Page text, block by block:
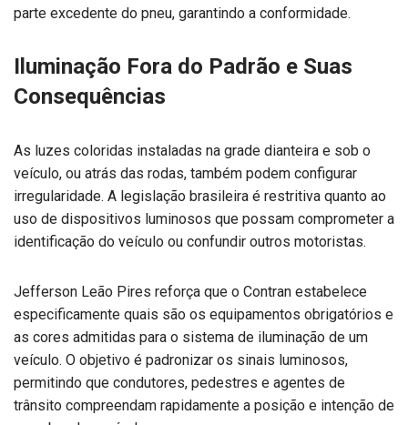
parte excedente do pneu, garantindo a conformidade.
Iluminação Fora do Padrão e Suas
Consequências
As luzes coloridas instaladas na grade dianteira e sob o
veículo, ou atrás das rodas, também podem configurar
irregularidade. A legislação brasileira é restritiva quanto ao
uso de dispositivos luminosos que possam comprometer a
identificação do veículo ou confundir outros motoristas.
Jefferson Leão Pires reforça que o Contran estabelece
especificamente quais são os equipamentos obrigatórios e
as cores admitidas para o sistema de iluminação de um
veículo. O objetivo é padronizar os sinais luminosos,
permitindo que condutores, pedestres e agentes de
trânsito compreendam rapidamente a posição e intenção de